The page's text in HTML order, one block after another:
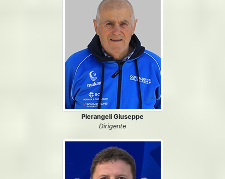
Pierangeli Giuseppe
Dirigente